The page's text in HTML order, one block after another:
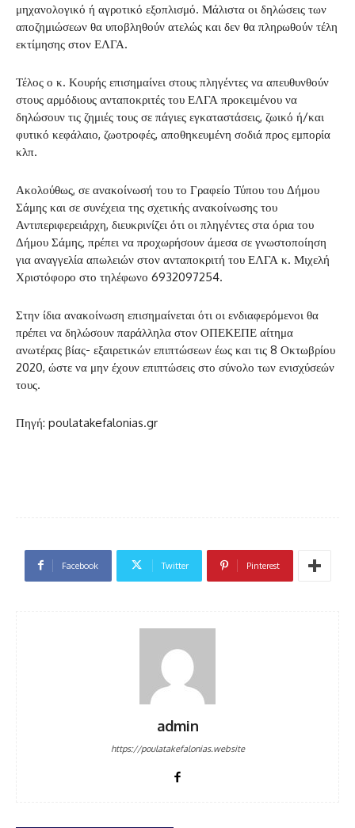
μηχανολογικό ή αγροτικό εξοπλισμό. Μάλιστα οι δηλώσεις των
αποζημιώσεων θα υποβληθούν ατελώς και δεν θα πληρωθούν τέλη
εκτίμησης στον ΕΛΓΑ.
Τέλος ο κ. Κουρής επισημαίνει στους πληγέντες να απευθυνθούν
στους αρμόδιους ανταποκριτές του ΕΛΓΑ προκειμένου να
δηλώσουν τις ζημιές τους σε πάγιες εγκαταστάσεις, ζωικό ή/και
φυτικό κεφάλαιο, ζωοτροφές, αποθηκευμένη σοδιά προς εμπορία
κλπ.
Ακολούθως, σε ανακοίνωσή του το Γραφείο Τύπου του Δήμου
Σάμης και σε συνέχεια της σχετικής ανακοίνωσης του
Αντιπεριφερειάρχη, διευκρινίζει ότι οι πληγέντες στα όρια του
Δήμου Σάμης, πρέπει να προχωρήσουν άμεσα σε γνωστοποίηση
για αναγγελία απωλειών στον ανταποκριτή του ΕΛΓΑ κ. Μιχελή
Χριστόφορο στο τηλέφωνο 6932097254.
Στην ίδια ανακοίνωση επισημαίνεται ότι οι ενδιαφερόμενοι θα
πρέπει να δηλώσουν παράλληλα στον ΟΠΕΚΕΠΕ αίτημα
ανωτέρας βίας- εξαιρετικών επιπτώσεων έως και τις 8 Οκτωβρίου
2020, ώστε να μην έχουν επιπτώσεις στο σύνολο των ενισχύσεών
τους.
Πηγή: poulatakefalonias.gr
Facebook Twitter Pinterest
admin
https://poulatakefalonias.website